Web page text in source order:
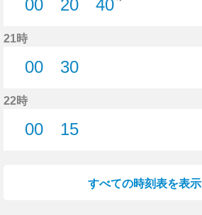
00
20
40
21時
00
30
22時
00
15
すべての時刻表を表示